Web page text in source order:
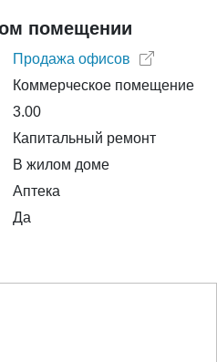
помещении
Продажа офисов
Коммерческое помещение
3.00
Капитальный ремонт
В жилом доме
Аптека
Да